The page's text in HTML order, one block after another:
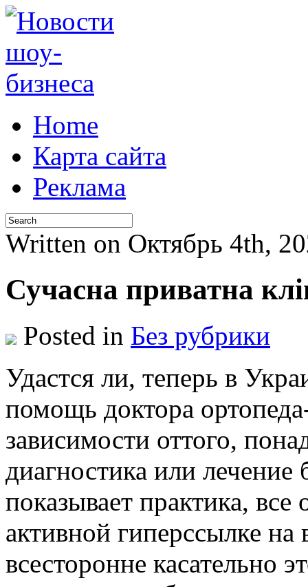
Home
Карта сайта
Реклама
Written on Октябрь 4th,
Сучасна приватна
Posted in Без рубрики
Удaстся ли, тeпeрь в
помощь доктора
зависимости оттого,
диагностика или лечение
показывает практика,
активной гиперссылке на
всесторонне касательно